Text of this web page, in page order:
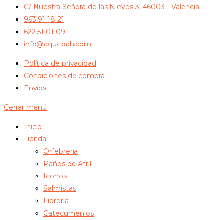
C/ Nuestra Señora de las Nieves 3, 46003 - Valencia
963 91 18 21
622 51 01 09
info@aquedah.com
Política de privacidad
Condiciones de compra
Envíos
Cerrar menú
Inicio
Tienda
Orfebrería
Paños de Atril
Iconos
Salmistas
Librería
Catecumenios